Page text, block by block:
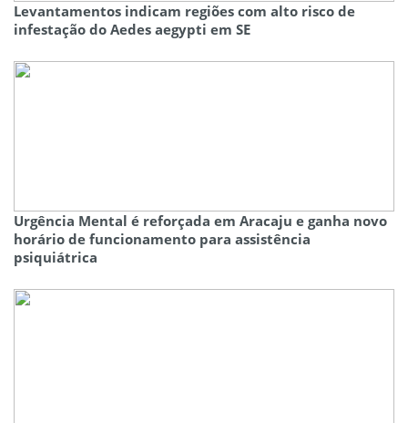
Levantamentos indicam regiões com alto risco de
infestação do Aedes aegypti em SE
Urgência Mental é reforçada em Aracaju e ganha novo
horário de funcionamento para assistência
psiquiátrica